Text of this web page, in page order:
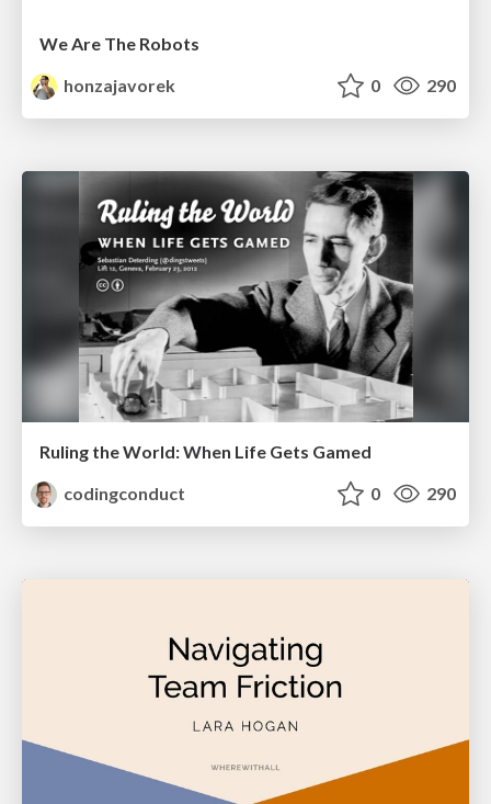
We Are The Robots
honzajavorek
0 290
Ruling the World: When Life Gets Gamed
codingconduct
0 290